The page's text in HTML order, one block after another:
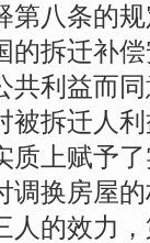
第八条的
的拆迁补
共利益而
被拆迁人
质上赋予
调换房屋
人的效力